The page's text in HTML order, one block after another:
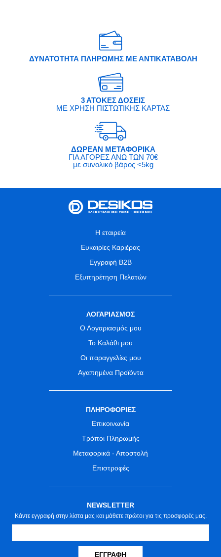
ΔΥΝΑΤΟΤΗΤΑ ΠΛΗΡΩΜΗΣ ΜΕ ΑΝΤΙΚΑΤΑΒΟΛΗ
3 ΑΤΟΚΕΣ ΔΟΣΕΙΣ
ΜΕ ΧΡΗΣΗ ΠΙΣΤΩΤΙΚΗΣ ΚΑΡΤΑΣ
ΔΩΡΕΑΝ ΜΕΤΑΦΟΡΙΚΑ
ΓΙΑ ΑΓΟΡΕΣ ΑΝΩ ΤΩΝ 70€
με συνολικό βάρος <5kg
Η εταιρεία
Ευκαιρίες Καριέρας
Εγγραφή B2B
Εξυπηρέτηση Πελατών
ΛΟΓΑΡΙΑΣΜΟΣ
Ο Λογαριασμός μου
Το Καλάθι μου
Οι παραγγελίες μου
Αγαπημένα Προϊόντα
ΠΛΗΡΟΦΟΡΙΕΣ
Επικοινωνία
Τρόποι Πληρωμής
Μεταφορικά - Αποστολή
Επιστροφές
NEWSLETTER
Κάντε εγγραφή στην λίστα μας και μάθετε πρώτοι για τις προσφορές μας.
ΕΓΓΡΑΦΉ